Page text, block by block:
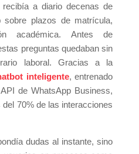
a diario decenas de
sobre plazos de matrícula,
académica. Antes de
preguntas quedaban sin
laboral. Gracias a la
inteligente, entrenado
de WhatsApp Business,
70% de las interacciones
dudas al instante, sino